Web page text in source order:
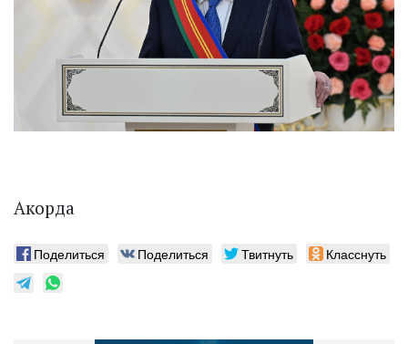
Акорда
Поделиться Поделиться Твитнуть Класснуть